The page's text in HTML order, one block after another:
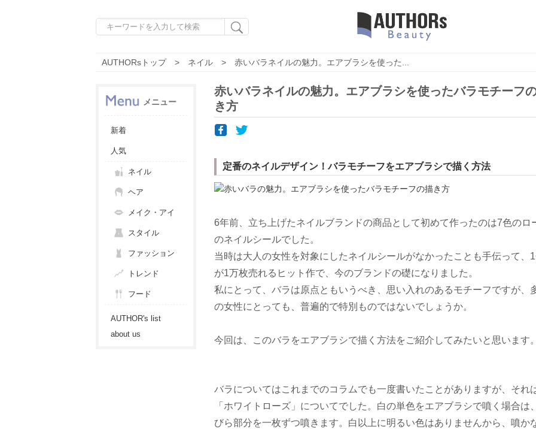
AUTHORsトップ ネイル 赤いバラネイルの魅力。エアブラシを使った...
メニュー
新着
人気
ネイル
ヘア
メイク・アイ
スタイル
ファッション
トレンド
フード
AUTHOR's list
about us
赤いバラネイルの魅力。エアブラシを使ったバラモチーフ
き方
定番のネイルデザイン！バラモチーフをエアブラシで描く方法
6年前、立ち上げたネイルブランドの商品として初めて作ったのは7色のロ
のネイルシールでした。
当時は大人の女性を対象にしたネイルシールがなかったことも手伝って、
が1万枚売れるヒット作で、今のブランドの礎になりました。
私にとって、バラは原点ともいうべき、思い入れのあるモチーフですが、
の女性にとっても、普遍的で特別ものではないでしょうか。
今回は、このバラをエアブラシで描く方法をご紹介してみたいと思います。
バラについてはこれまでのコラムでも一度書いたことがありますが、それ
「ホワイトローズ」についてでした。白の単色をエアブラシで噴く場合は
びら部分を一枚ずつ噴きます。白以上に明るい色はありませんから、噴か